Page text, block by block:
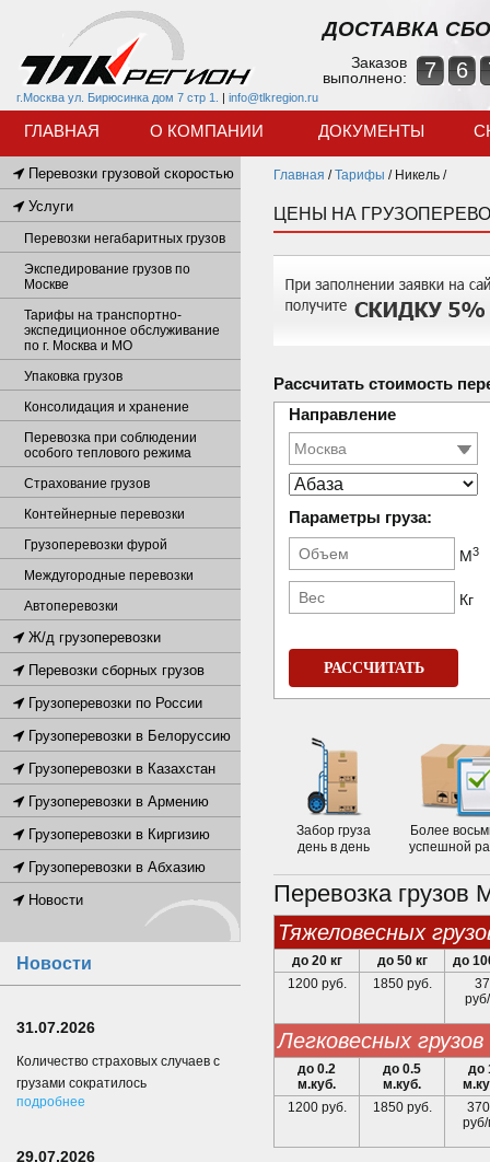
г.Москва ул. Бирюсинка дом 7 стр 1. | info@tlkregion.ru
ДОСТАВКА
Заказов
выполнено:
7 6
ГЛАВНАЯ О КОМПАНИИ ДОКУМЕНТЫ
Главная /Тарифы / Никель /
ЦЕНЫ НА
Рассчитать стоимость
Направление
Параметры груза:
М3
Кг
РАССЧИТАТЬ
Забор груза
день в день
Более
успешной
Перевозка грузов
тяжеловесных
до 20 кг до 50 кг
до
1200 руб.
1850 руб.
37
руб/
легковесных грузов
до 0.2
м.куб.
до 0.5
м.куб.
до
1200 руб.
1850 руб.
Перевозки грузовой скоростью
Услуги
Перевозки негабаритных грузов
Экспедирование грузов по
Москве
Тарифы на транспортно-
экспедиционное обслуживание
по г. Москва и МО
Упаковка грузов
Консолидация и хранение
Перевозка при соблюдении
особого теплового режима
Страхование грузов
Контейнерные перевозки
Грузоперевозки фурой
Междугородные перевозки
Автоперевозки
Ж/д грузоперевозки
Перевозки сборных грузов
Грузоперевозки по России
Грузоперевозки в Белоруссию
Грузоперевозки в Казахстан
Грузоперевозки в Армению
Грузоперевозки в Киргизию
Грузоперевозки в Абхазию
Новости
Новости
31.07.2026
Количество страховых случаев с
грузами сократилось
подробнее
29.07.2026